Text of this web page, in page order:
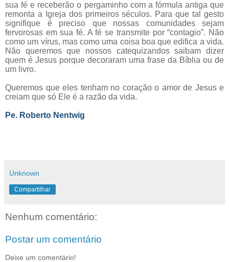
sua fé e receberão o pergaminho com a fórmula antiga que
remonta a Igreja dos primeiros séculos. Para que tal gesto
signifique é preciso que nossas comunidades sejam
fervorosas em sua fé. A fé se transmite por “contagio”. Não
como um vírus, mas como uma coisa boa que edifica a vida.
Não queremos que nossos catequizandos saibam dizer
quem é Jesus porque decoraram uma frase da Bíblia ou de
um livro.
Queremos que eles tenham no coração o amor de Jesus e
creiam que só Ele é a razão da vida.
Pe. Roberto Nentwig
Unknown
Compartilhar
Nenhum comentário:
Postar um comentário
Deixe um comentário!